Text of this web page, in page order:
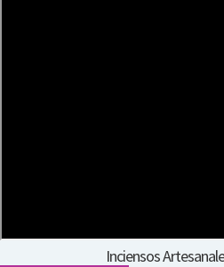
Inciensos